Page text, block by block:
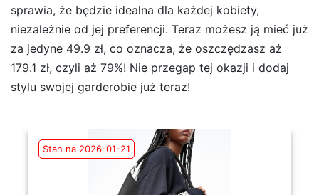
sprawia, że będzie idealna dla każdej kobiety,
niezależnie od jej preferencji. Teraz możesz ją mieć już
za jedyne 49.9 zł, co oznacza, że oszczędzasz aż
179.1 zł, czyli aż 79%! Nie przegap tej okazji i dodaj
stylu swojej garderobie już teraz!
Stan na 2026-01-21